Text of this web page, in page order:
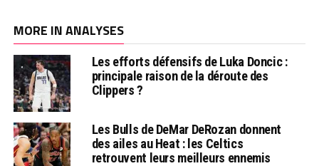
MORE IN ANALYSES
Les efforts défensifs de Luka Doncic :
principale raison de la déroute des
Clippers ?
Les Bulls de DeMar DeRozan donnent
des ailes au Heat : les Celtics
retrouvent leurs meilleurs ennemis